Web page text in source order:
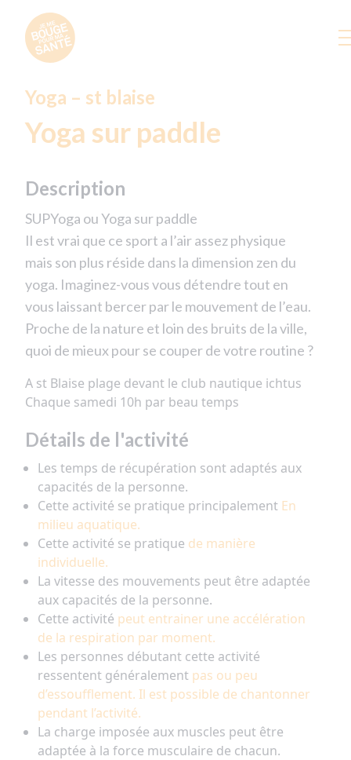
Yoga – st blaise
Yoga sur paddle
Description
SUPYoga ou Yoga sur paddle
Il est vrai que ce sport a l’air assez physique
mais son plus réside dans la dimension zen du
yoga. Imaginez-vous vous détendre tout en
vous laissant bercer par le mouvement de l’eau.
Proche de la nature et loin des bruits de la ville,
quoi de mieux pour se couper de votre routine ?
A st Blaise plage devant le club nautique ichtus
Chaque samedi 10h par beau temps
Détails de l'activité
Les temps de récupération sont adaptés aux
capacités de la personne.
Cette activité se pratique principalement En
milieu aquatique.
Cette activité se pratique de manière
individuelle.
La vitesse des mouvements peut être adaptée
aux capacités de la personne.
Cette activité peut entrainer une accélération
de la respiration par moment.
Les personnes débutant cette activité
ressentent généralement pas ou peu
d’essoufflement. Il est possible de chantonner
pendant l’activité.
La charge imposée aux muscles peut être
adaptée à la force musculaire de chacun.